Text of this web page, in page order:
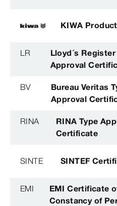
KIWA
LR
Lloyd´s
Approval
BV
Bureau Veritas
Approval
RINA
RINA Type
Certificate
SINTE SINTEF
EMI
EMI Certificate
Constancy of